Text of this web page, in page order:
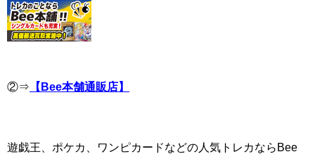
②⇒ 【Bee本舗通販店】
遊戯王、ポケカ、ワンピカードなどの人気トレカならBee